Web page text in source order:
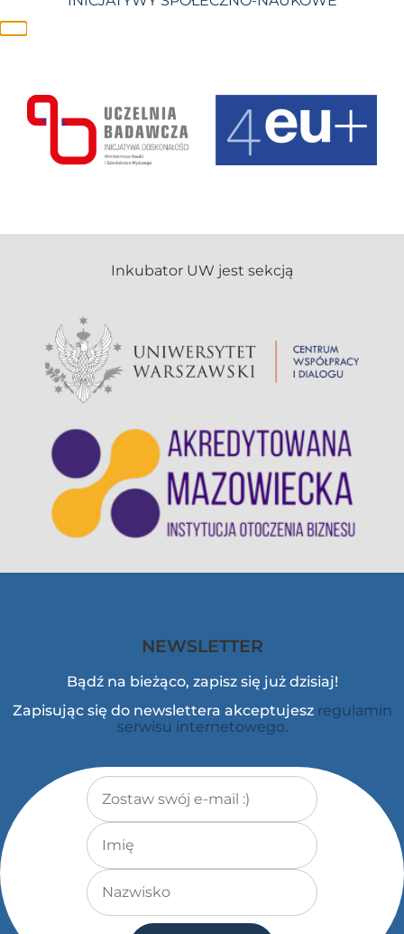
NEWSLETTER
Bądź na bieżąco, zapisz się już dzisiaj!
Zapisując się do newslettera akceptujesz regulamin
serwisu internetowego.
Adres e-mail*
Imię
Nazwisko